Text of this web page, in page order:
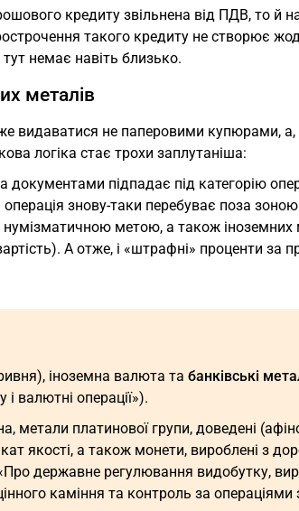
кредиту звільнена від ПДВ, то й
такого кредиту не створює
немає навіть близько.
металів
видаватися не паперовими купюрами,
логіка стає трохи заплутаніша:
підпадає під категорію
знову-таки перебуває поза
метою, а також іноземних
А отже, і «штрафні» проценти за
іноземна валюта та банківські
валютні операції»).
метали платинової групи, доведені
якості, а також монети, вироблені з
державне регулювання видобутку,
каміння та контроль за